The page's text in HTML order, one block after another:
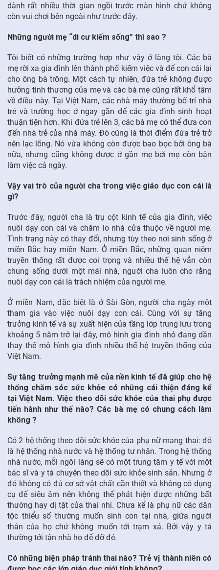
dành rất nhiều thời gian ngồi trước màn hình chứ không
còn vui chơi bên ngoài như trước đây.
Những người mẹ “di cư kiếm sống” thì sao ?
Tôi biết có những trường hợp như vậy ở làng tôi. Các bà
mẹ rời xa gia đình lên thành phố kiếm việc và để con cái lại
cho ông bà trông. Một cách tự nhiên, đứa trẻ không được
hưởng tình thương của mẹ và các bà mẹ cũng rất khổ tâm
về điều này. Tại Việt Nam, các nhà máy thường bố trí nhà
trẻ và trường học ở ngay gần để các gia đình sinh hoạt
thuận tiện hơn. Khi đứa trẻ lên 3, các bà mẹ có thể đưa con
đến nhà trẻ của nhà máy. Đó cũng là thời điểm đứa trẻ trở
nên lạc lõng. Nó vừa không còn được bao bọc bởi ông bà
nữa, nhưng cũng không được ở gần mẹ bởi mẹ còn bận
làm việc cả ngày.
Vậy vai trò của người cha trong việc giáo dục con cái là
gì?
Trước đây, người cha là trụ cột kinh tế của gia đình, việc
nuôi dạy con cái và chăm lo nhà cửa thuộc về người mẹ.
Tình trạng này có thay đổi, nhưng tùy theo nơi sinh sống ở
miền Bắc hay miền Nam. Ở miền Bắc, những quan niệm
truyền thống rất được coi trọng và nhiều thế hệ vẫn còn
chung sống dưới một mái nhà, người cha luôn cho rằng
nuôi dạy con cái là trách nhiệm của người mẹ.
Ở miền Nam, đặc biệt là ở Sài Gòn, người cha ngày một
tham gia vào việc nuôi dạy con cái. Cùng với sự tăng
trưởng kinh tế và sự xuất hiện của tầng lớp trung lưu trong
khoảng 5 năm trở lại đây, mô hình gia đình nhỏ đang dần
thay thế mô hình gia đình nhiều thế hệ truyền thống của
Việt Nam.
Sự tăng trưởng mạnh mẽ của nền kinh tế đã giúp cho hệ
thống chăm sóc sức khỏe có những cái thiện đáng kể
tại Việt Nam. Việc theo dõi sức khỏe của thai phụ được
tiến hành như thế nào? Các bà mẹ có chung cách làm
không ?
Có 2 hệ thống theo dõi sức khỏe của phụ nữ mang thai: đó
là hệ thống nhà nước và hệ thống tư nhân. Trong hệ thống
nhà nước, mỗi ngôi làng sẽ có một trung tâm y tế với một
bác sĩ và y tá chuyên theo dõi sức khỏe sinh sản. Nhưng ở
đó không có đủ cơ sở vật chất cần thiết và không có dụng
cụ để siêu âm nên không thể phát hiện được những bất
thường hay dị tật của thai nhi. Chưa kể là phụ nữ các dân
tộc thiểu số thường muốn sinh con tại nhà, giữa người
thân của họ chứ không muốn tới trạm xá. Bởi vậy y tá
thường tới tận nhà họ để đỡ đẻ.
Có những biện pháp tránh thai nào? Trẻ vị thành niên có